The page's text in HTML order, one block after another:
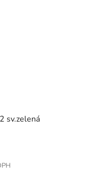
sv.zelená